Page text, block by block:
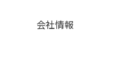
会社情報